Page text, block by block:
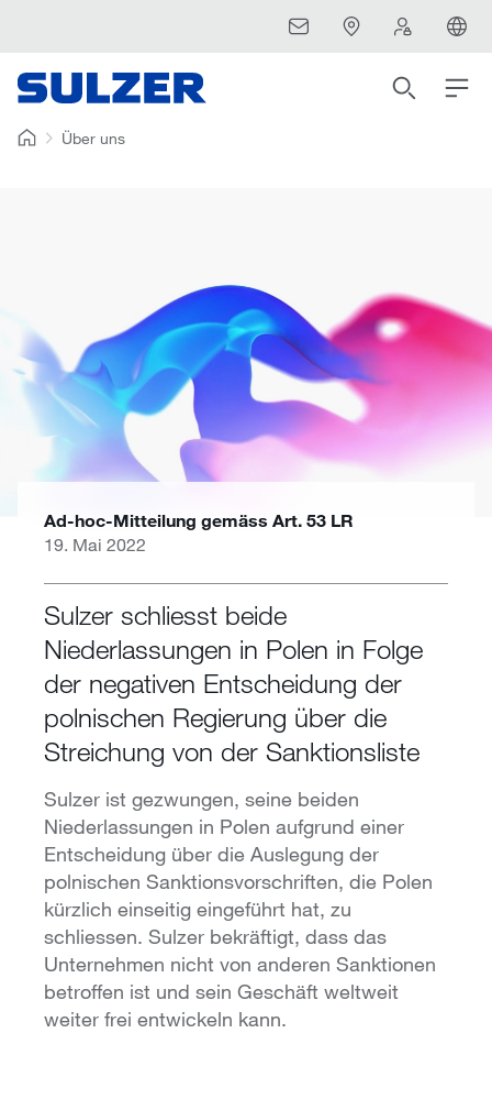
Über uns
Ad-hoc-Mitteilung gemäss Art. 53 LR
19. Mai 2022
Sulzer schliesst beide
Niederlassungen in Polen in Folge
der negativen Entscheidung der
polnischen Regierung über die
Streichung von der Sanktionsliste
Sulzer ist gezwungen, seine beiden
Niederlassungen in Polen aufgrund einer
Entscheidung über die Auslegung der
polnischen Sanktionsvorschriften, die Polen
kürzlich einseitig eingeführt hat, zu
schliessen. Sulzer bekräftigt, dass das
Unternehmen nicht von anderen Sanktionen
betroffen ist und sein Geschäft weltweit
weiter frei entwickeln kann.